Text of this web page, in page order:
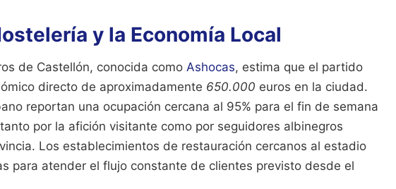
y la Economía Local
de Castellón, conocida como Ashocas, estima que el partido
directo de aproximadamente 650.000 euros en la ciudad.
reportan una ocupación cercana al 95% para el fin de semana
por la afición visitante como por seguidores albinegros
Los establecimientos de restauración cercanos al estadio
para atender el flujo constante de clientes previsto desde el